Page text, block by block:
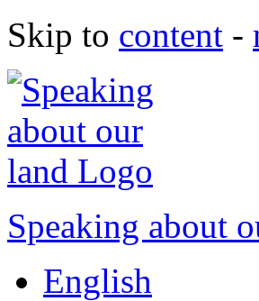
Skip to content -
Speaking about
English